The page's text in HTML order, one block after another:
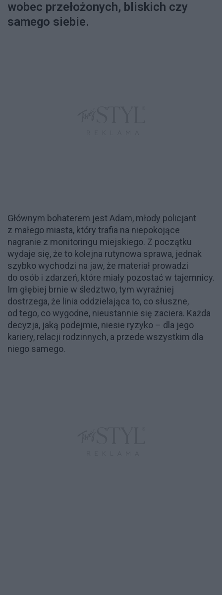
wobec przełożonych, bliskich czy
samego siebie.
Głównym bohaterem jest Adam, młody policjant
z małego miasta, który trafia na niepokojące
nagranie z monitoringu miejskiego. Z początku
wydaje się, że to kolejna rutynowa sprawa, jednak
szybko wychodzi na jaw, że materiał prowadzi
do osób i zdarzeń, które miały pozostać w tajemnicy.
Im głębiej brnie w śledztwo, tym wyraźniej
dostrzega, że linia oddzielająca to, co słuszne,
od tego, co wygodne, nieustannie się zaciera. Każda
decyzja, jaką podejmie, niesie ryzyko – dla jego
kariery, relacji rodzinnych, a przede wszystkim dla
niego samego.